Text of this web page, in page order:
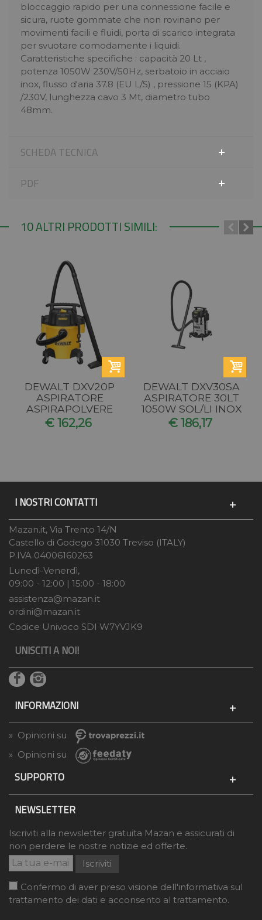
bloccaggio rapido per una connessione facile e
sicura, ruote gommate che non rovinano per
movimenti facili e fluidi, porta di scarico integrata
per svuotare comodamente i liquidi.
Caratteristiche specifiche : capacità 20 Lt ,
potenza 1050W 230V/50Hz, serbatoio in acciaio
inox, flusso d'aria 37.8 (EU L/S) , pressione 15 (KPA)
/230V, lunghezza cavo 3 Mt, diametro tubo
48mm.
SCHEDA TECNICA
PDF
10 ALTRI PRODOTTI SIMILI:
DEWALT DXV20P
ASPIRATORE
ASPIRAPOLVERE
ASPIRATUTTO
20LT 1050W...
€ 162,26
DEWALT DXV30SA
ASPIRATORE 30LT
1050W SOL/LI INOX
€ 186,17
I NOSTRI CONTATTI
Mazan.it, Via Trento 14/N
Castello di Godego 31030 Treviso (ITALY)
P.IVA 04006160263
Lunedì-Venerdì,
09:00 - 12:00 | 15:00 - 18:00
assistenza@mazan.it
ordini@mazan.it
Codice Univoco SDI W7YVJK9
UNISCITI A NOI!
INFORMAZIONI
» Opinioni su
» Opinioni su
SUPPORTO
NEWSLETTER
Iscriviti alla newsletter gratuita Mazan e assicurati di
non perdere le nostre notizie ed offerte.
Iscriviti
Confermo di aver preso visione dell'informativa sul
trattamento dei dati e acconsento al trattamento.